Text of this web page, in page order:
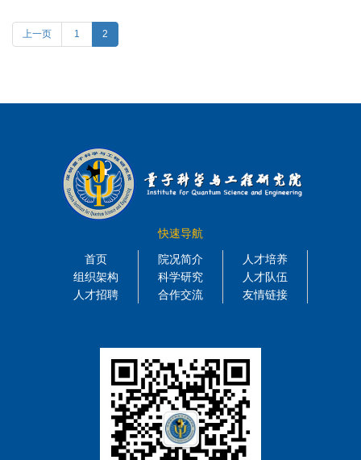
上一页 1 2
快速导航
首页
院况简介
人才培养
组织架构
科学研究
人才队伍
人才招聘
合作交流 友情链接